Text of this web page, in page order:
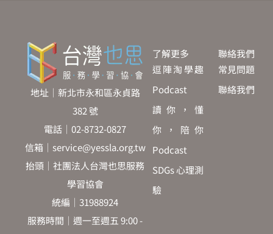
了解更多
逗陣淘學趣
Podcast
讀你，懂
你，陪你
Podcast
SDGs 心理測
驗
地址｜新北市永和區永貞路
382 號
電話｜02-8732-0827
信箱｜service@yessla.org.tw
抬頭｜社團法人台灣也思服務
學習協會
統編｜31988924
服務時間｜週一至週五 9:00 -
聯絡我們
常見問題
聯絡我們